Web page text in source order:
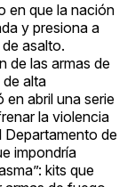
en que la nación
y presiona a
asalto.
de las armas de
alta
en abril una serie
la violencia
Departamento de
impondría
kits que